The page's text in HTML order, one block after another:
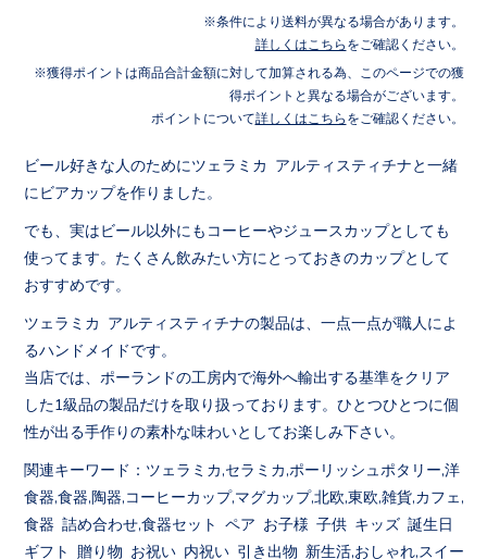
条件により送料が異なる場合があります。
詳しくはこちら をご確認ください。
獲得ポイントは商品合計金額に対して加算される為、このページでの獲
得ポイントと異なる場合がございます。
ポイントについて詳しくはこちら をご確認ください。
ビール好きな人のためにツェラミカ アルティスティチナと一緒
にビアカップを作りました。
でも、実はビール以外にもコーヒーやジュースカップとしても
使ってます。たくさん飲みたい方にとっておきのカップとして
おすすめです。
ツェラミカ アルティスティチナの製品は、一点一点が職人によ
るハンドメイドです。
当店では、ポーランドの工房内で海外へ輸出する基準をクリア
した1級品の製品だけを取り扱っております。ひとつひとつに個
性が出る手作りの素朴な味わいとしてお楽しみ下さい。
関連キーワード：ツェラミカ,セラミカ,ポーリッシュポタリー,洋
食器,食器,陶器,コーヒーカップ,マグカップ,北欧,東欧,雑貨,カフェ,
食器 詰め合わせ,食器セット ペア お子様 子供 キッズ 誕生日
ギフト 贈り物 お祝い 内祝い 引き出物 新生活,おしゃれ,スイー